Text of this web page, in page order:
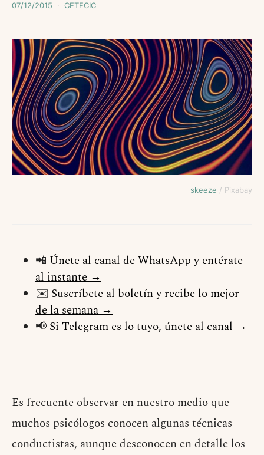
07/12/2015 CETECIC
skeeze / Pixabay
📲 Únete al canal de WhatsApp y entérate
al instante →
✉️ Suscríbete al boletín y recibe lo mejor
de la semana →
📢Si Telegram es lo tuyo, únete al canal →
Es frecuente observar en nuestro medio que
muchos psicólogos conocen algunas técnicas
conductistas, aunque desconocen en detalle los